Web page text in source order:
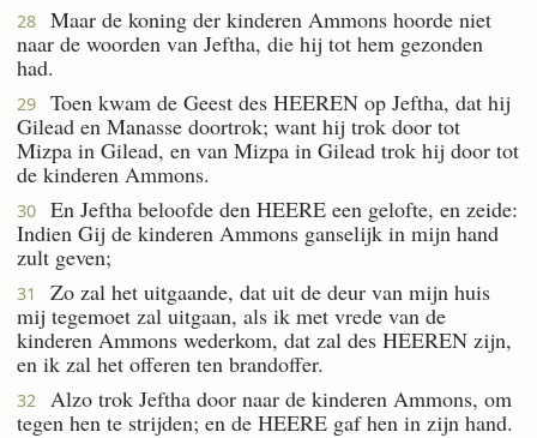
28
Maar de koning der kinderen Ammons hoorde niet
naar de woorden van Jeftha, die hij tot hem gezonden
had.
29
Toen kwam de Geest des HEEREN op Jeftha, dat hij
Gilead en Manasse doortrok; want hij trok door tot
Mizpa in Gilead, en van Mizpa in Gilead trok hij door tot
de kinderen Ammons.
30
En Jeftha beloofde den HEERE een gelofte, en zeide:
Indien Gij de kinderen Ammons ganselijk in mijn hand
zult geven;
31
Zo zal het uitgaande, dat uit de deur van mijn huis
mij tegemoet zal uitgaan, als ik met vrede van de
kinderen Ammons wederkom, dat zal des HEEREN zijn,
en ik zal het offeren ten brandoffer.
32
Alzo trok Jeftha door naar de kinderen Ammons, om
tegen hen te strijden; en de HEERE gaf hen in zijn hand.